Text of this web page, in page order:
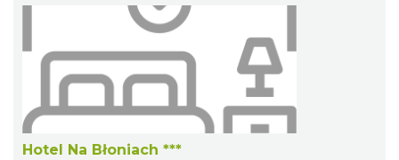
Hotel Na Błoniach ***